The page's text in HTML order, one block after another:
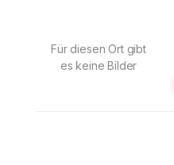
Für diesen Ort gibt
es keine Bilder